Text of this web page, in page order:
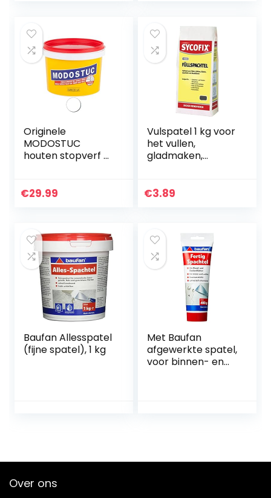
Originele
MODOSTUC
houten stopverf –
hout & muur,
sneldrogend,
ideaal voor het
herstellen van
houtschade, kleur
€29.99
Vulspatel 1 kg voor
het vullen,
gladmaken,
modelleren,
metselwerk, ook
voor stucwerk.
Voor binnen, met
hoge witgraad
€3.89
Baufan Allesspatel
(fijne spatel), 1 kg
Met Baufan
afgewerkte spatel,
voor binnen- en
Over ons